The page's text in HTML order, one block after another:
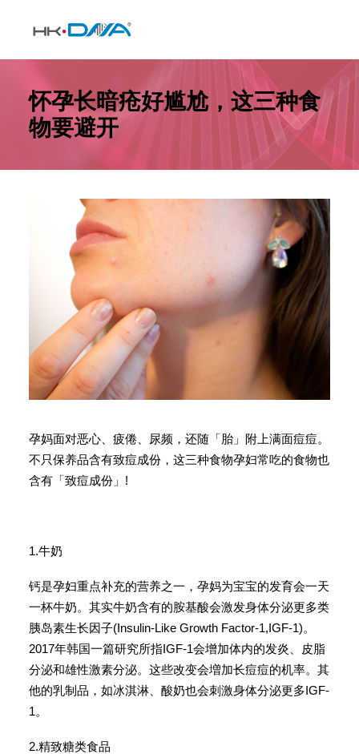
怀孕长暗疮好尴尬，这三种食
物要避开
孕妈面对恶心、疲倦、尿频，还随「胎」附上满面痘痘。
不只保养品含有致痘成份，这三种食物孕妇常吃的食物也
含有「致痘成份」!
1.牛奶
钙是孕妇重点补充的营养之一，孕妈为宝宝的发育会一天
一杯牛奶。其实牛奶含有的胺基酸会激发身体分泌更多类
胰岛素生长因子(Insulin-Like Growth Factor-1,IGF-1)。
2017年韩国一篇研究所指IGF-1会增加体内的发炎、皮脂
分泌和雄性激素分泌。这些改变会増加长痘痘的机率。其
他的乳制品，如冰淇淋、酸奶也会刺激身体分泌更多IGF-
1。
2.精致糖类食品